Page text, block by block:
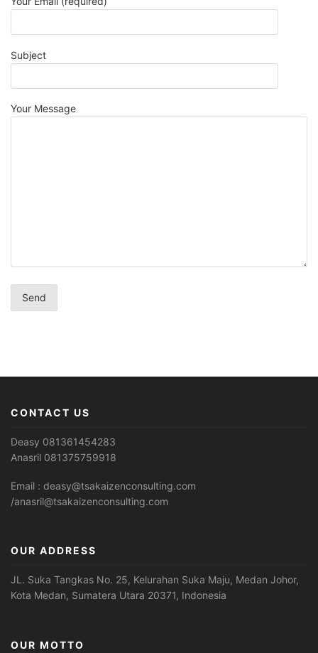
Subject
Your Message
CONTACT US
Deasy 081361454283
Anasril 081375759918
Email : deasy@tsakaizenconsulting.com
/anasril@tsakaizenconsulting.com
OUR ADDRESS
JL. Suka Tangkas No. 25, Kelurahan Suka Maju, Medan Johor,
Kota Medan, Sumatera Utara 20371, Indonesia
OUR MOTTO